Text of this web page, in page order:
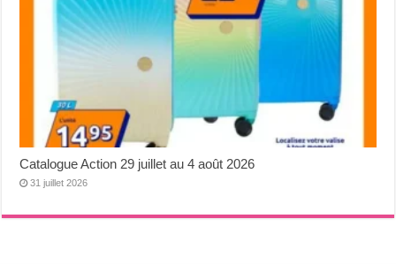
Catalogue Action 29 juillet au 4 août 2026
31 juillet 2026